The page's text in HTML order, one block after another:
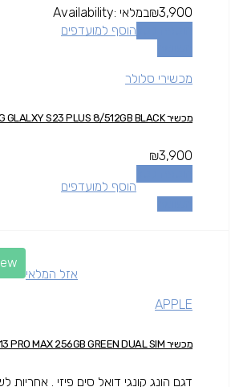
₪3,900
Availability: במלאי
הוסף למועדפים
מכשירי סלולר
מכשיר SMASUNG GLALXY S23 PLUS 8/512GB BLACK
₪3,900
הוסף למועדפים
אזל המלאי
APPLE
מכשיר IPHONE 13 PRO MAX 256GB GREEN DUAL SIM
דגם הונג קונגי דואל סים פיזי . אחריות